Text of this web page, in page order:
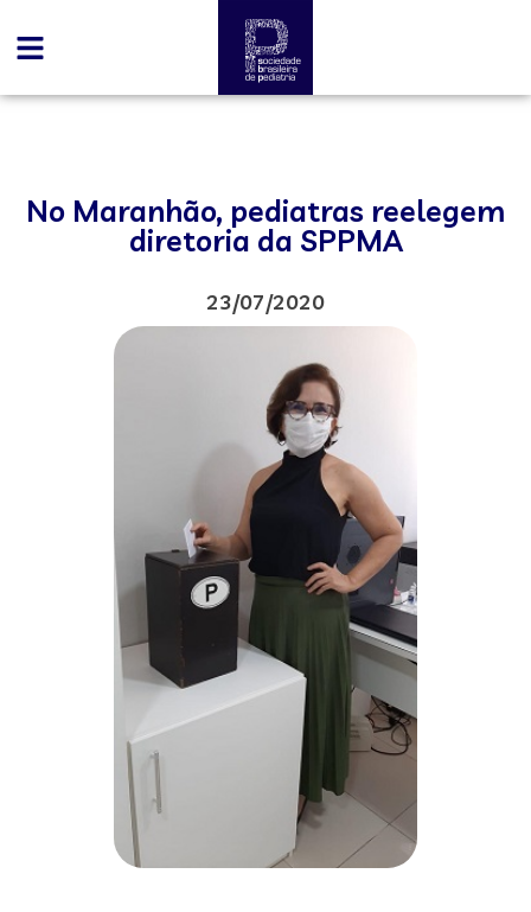
No Maranhão, pediatras reelegem
diretoria da SPPMA
23/07/2020